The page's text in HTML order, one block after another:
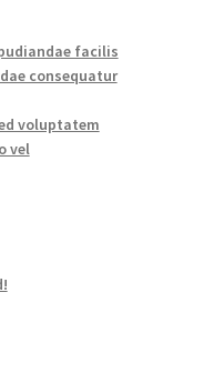
facilis
consequatur
voluptatem
vel